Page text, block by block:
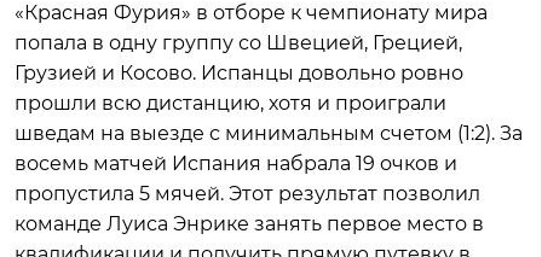
«Красная Фурия» в отборе к чемпионату мира
попала в одну группу со Швецией, Грецией,
Грузией и Косово. Испанцы довольно ровно
прошли всю дистанцию, хотя и проиграли
шведам на выезде с минимальным счетом (1:2). За
восемь матчей Испания набрала 19 очков и
пропустила 5 мячей. Этот результат позволил
команде Луиса Энрике занять первое место в